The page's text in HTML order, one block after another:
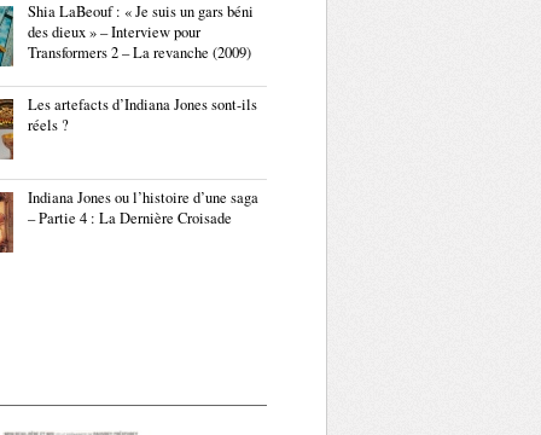
Shia LaBeouf : « Je suis un gars béni
des dieux » – Interview pour
Transformers 2 – La revanche (2009)
Les artefacts d’Indiana Jones sont-ils
réels ?
Indiana Jones ou l’histoire d’une saga
– Partie 4 : La Dernière Croisade